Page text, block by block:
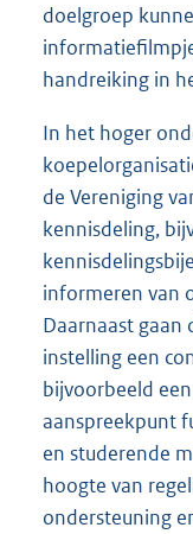
doelgroep
handreiking in
In het hoger
de Vereniging
kennisdeling,
informeren van
Daarnaast gaan
instelling een
bijvoorbeeld
aanspreekpunt
en studerende
hoogte van
ondersteuning